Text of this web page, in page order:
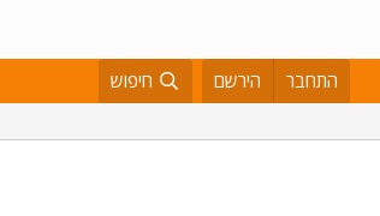
התחבר הירשם חיפוש